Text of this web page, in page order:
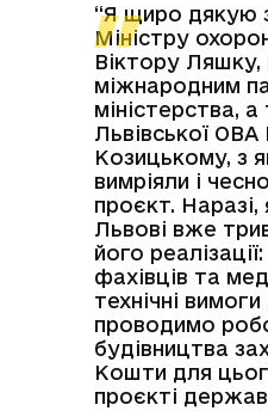
“Я щиро дякую
Міністру
Віктору Ляшку,
міжнародним
міністерства,
Львівської
Козицькому, з
вимріяли і
проєкт. Наразі,
Львові вже
його
фахівців та
технічні
проводимо
будівництва
Кошти для
проєкті